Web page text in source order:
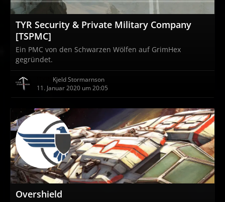
TYR Security & Private Military Company
[TSPMC]
Ein PMC von den Schwarzen Wölfen auf GrimHex
gegründet.
Kjeld Stormarnson
11. Januar 2020 um 20:05
Overshield